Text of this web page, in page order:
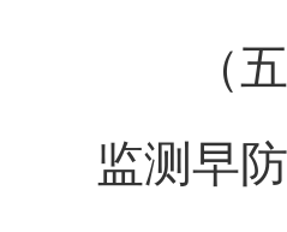
（
监测早